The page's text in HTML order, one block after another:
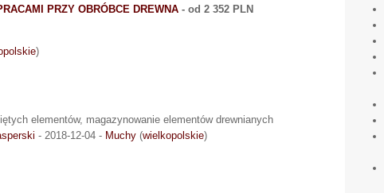
PRZY OBRÓBCE DREWNA - od 2 352 PLN
)
elementów, magazynowanie elementów drewnianych
- 2018-12-04 - Muchy (wielkopolskie)